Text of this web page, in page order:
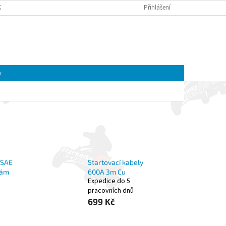
MOTOREK CFMOTO A GOES | ČTYŘKOLKY4U OBCHODNÍ PODMÍNKY
Přihlášení
Startovací kabely
600A 3m Cu
Expedice do 5
pracovních dnů
699 Kč